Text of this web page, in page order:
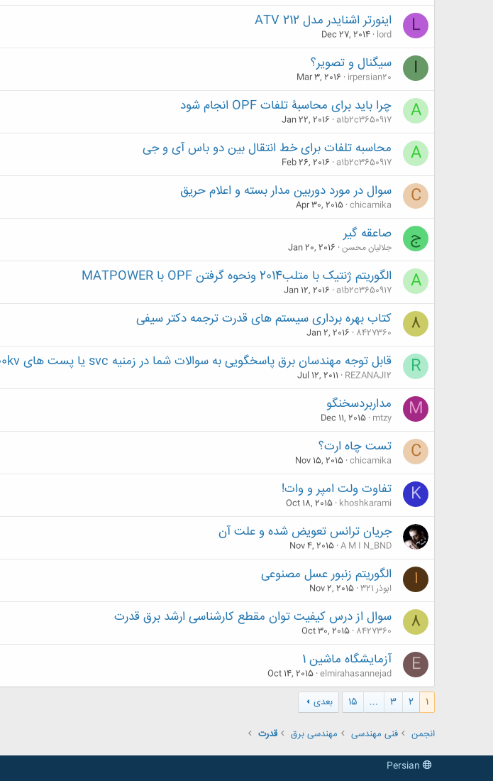
L اینورتر اشنایدر مدل ATV 212
lord
Dec 27, 2014
I سیگنال و تصویر؟
irpersian20
Mar 3, 2016
A چرا باید برای محاسبۀ تلفات OPF انجام شود
a1b2c3650917
Jan 22, 2016
A محاسبه تلفات برای خط انتقال بین دو باس آی و جی
a1b2c3650917
Feb 26, 2016
C سوال در مورد دوربین مدار بسته و اعلام حریق
chicamika
Apr 30, 2015
ج صاعقه گیر
جلالیان محسن Jan 20, 2016
A الگوریتم ژنتیک با متلب2014 ونحوه گرفتن OPF با MATPOWER
a1b2c3650917
Jan 12, 2016
8 کتاب بهره برداری سیستم های قدرت ترجمه دکتر سیفی
8427360
Jan 2, 2016
R قابل توجه مهندسان برق پاسخگویی به سوالات شما در زمنیه svc یا پست های 400kv
REZANAJI2
Jul 12, 2011
M مداربردسخنگو
mtzy
Dec 11, 2015
C تست چاه ارت؟
chicamika
Nov 15, 2015
K تفاوت ولت امپر و وات!
khoshkarami
Oct 18, 2015
جریان ترانس تعویض شده و علت آن
A M I N_BND
Nov 4, 2015
ا الگوریتم زنبور عسل مصنوعی
ابوذر 321 Nov 2, 2015
8 سوال از درس کیفیت توان مقطع کارشناسی ارشد برق قدرت
8427360
Oct 30, 2015
E آزمایشگاه ماشین 1
elmirahasannejad
Oct 14, 2015
1
2
3
...
15 بعدی
انجمن فنی مهندسی مهندسی برق قدرت